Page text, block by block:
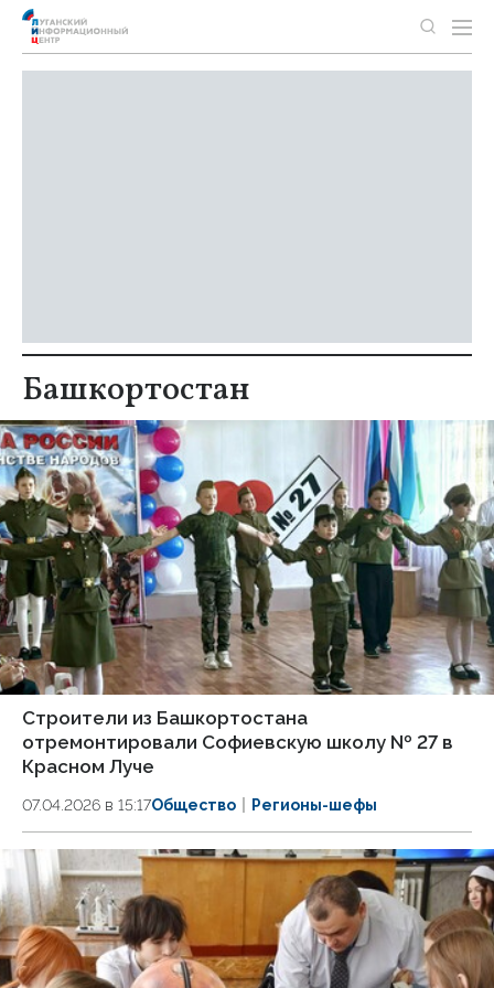
Башкортостан
Строители из Башкортостана
отремонтировали Софиевскую школу № 27 в
Красном Луче
07.04.2026 в 15:17Общество Регионы-шефы